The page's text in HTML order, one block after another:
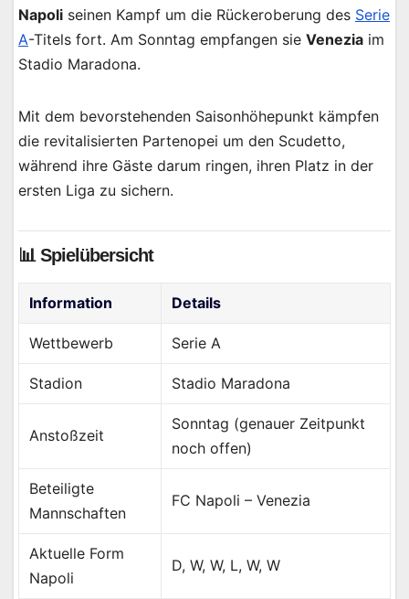
Napoli seinen Kampf um die Rückeroberung des Serie
A-Titels fort. Am Sonntag empfangen sie Venezia im
Stadio Maradona.
Mit dem bevorstehenden Saisonhöhepunkt kämpfen
die revitalisierten Partenopei um den Scudetto,
während ihre Gäste darum ringen, ihren Platz in der
ersten Liga zu sichern.
📊 Spielübersicht
Information Details
Wettbewerb Serie A
Stadion Stadio Maradona
Anstoßzeit
Sonntag (genauer Zeitpunkt
noch offen)
Beteiligte
Mannschaften
FC Napoli – Venezia
Aktuelle Form
Napoli
D, W, W, L, W, W